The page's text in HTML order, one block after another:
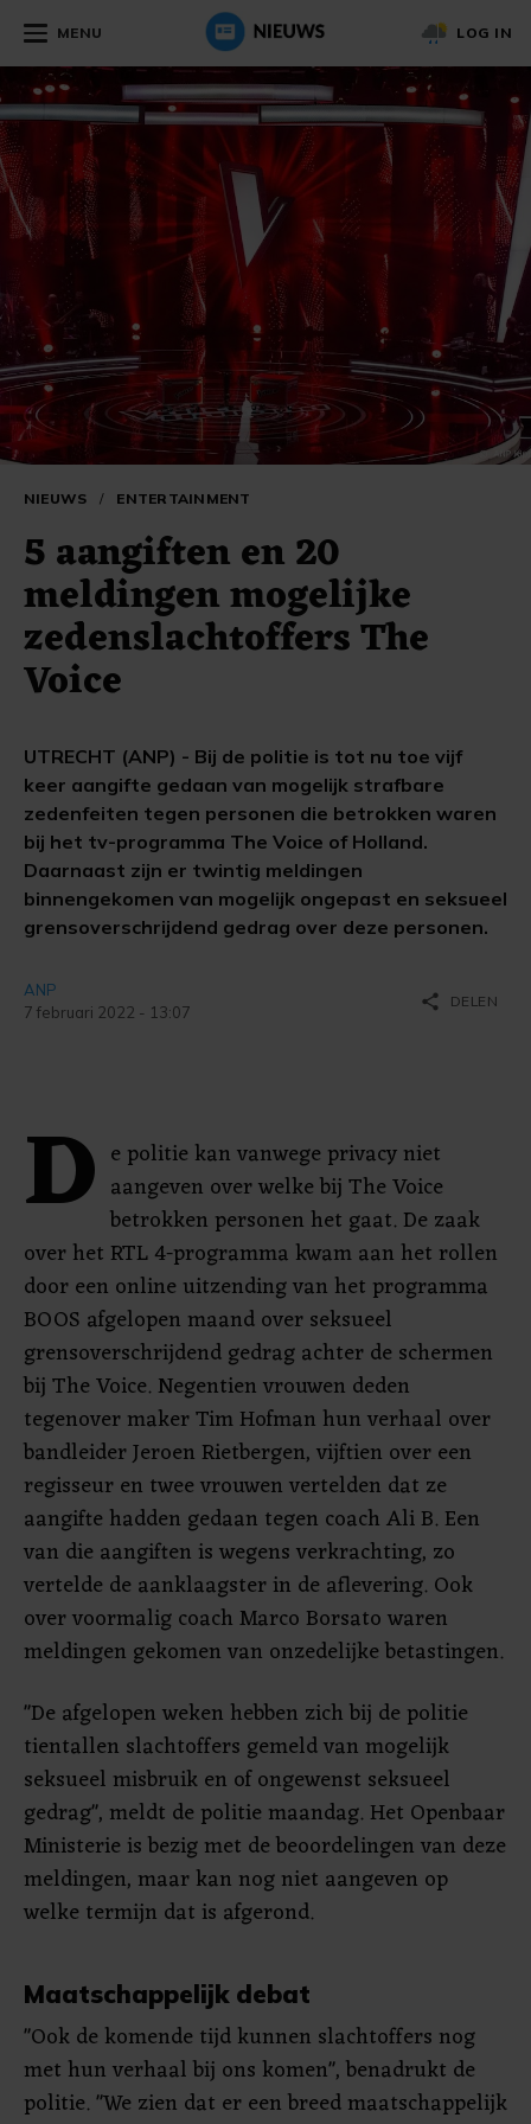
MENU LOG IN
NIEUWS / ENTERTAINMENT
5 aangiften en 20
meldingen mogelijke
zedenslachtoffers The
Voice
UTRECHT (ANP) - Bij de politie is tot nu toe vijf
keer aangifte gedaan van mogelijk strafbare
zedenfeiten tegen personen die betrokken waren
bij het tv-programma The Voice of Holland.
Daarnaast zijn er twintig meldingen
binnengekomen van mogelijk ongepast en seksueel
grensoverschrijdend gedrag over deze personen.
ANP
7 februari 2022 - 13:07
share DELEN
D e politie kan vanwege privacy niet
aangeven over welke bij The Voice
betrokken personen het gaat. De zaak
over het RTL 4-programma kwam aan het rollen
door een online uitzending van het programma
BOOS afgelopen maand over seksueel
grensoverschrijdend gedrag achter de schermen
bij The Voice. Negentien vrouwen deden
tegenover maker Tim Hofman hun verhaal over
bandleider Jeroen Rietbergen, vijftien over een
regisseur en twee vrouwen vertelden dat ze
aangifte hadden gedaan tegen coach Ali B. Een
van die aangiften is wegens verkrachting, zo
vertelde de aanklaagster in de aflevering. Ook
over voormalig coach Marco Borsato waren
meldingen gekomen van onzedelijke betastingen.
"De afgelopen weken hebben zich bij de politie
tientallen slachtoffers gemeld van mogelijk
seksueel misbruik en of ongewenst seksueel
gedrag", meldt de politie maandag. Het Openbaar
Ministerie is bezig met de beoordelingen van deze
meldingen, maar kan nog niet aangeven op
welke termijn dat is afgerond.
Maatschappelijk debat
"Ook de komende tijd kunnen slachtoffers nog
met hun verhaal bij ons komen", benadrukt de
politie. "We zien dat er een breed maatschappelijk